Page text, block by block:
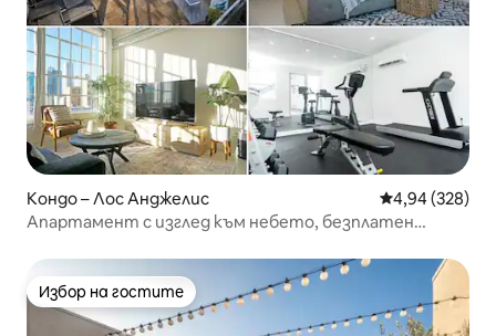
Кондо – Лос Анджелис Средна
4,94 (328)
Апартамент с изглед към небето, безплатен
Избор на гостите
Избор на гостите